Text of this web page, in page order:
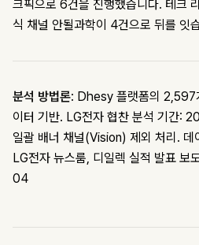
크픽으로 6건을 진행했습니다. 테크
식 채널 안될과학이 4건으로 뒤를 잇
분석 방법론: Dhesy 플랫폼의 2,597
이터 기반. LG전자 협찬 분석 기
일괄 배너 채널(Vision) 제외 처리. 데
LG전자 뉴스룸, 디일렉 실적 발표 보
04